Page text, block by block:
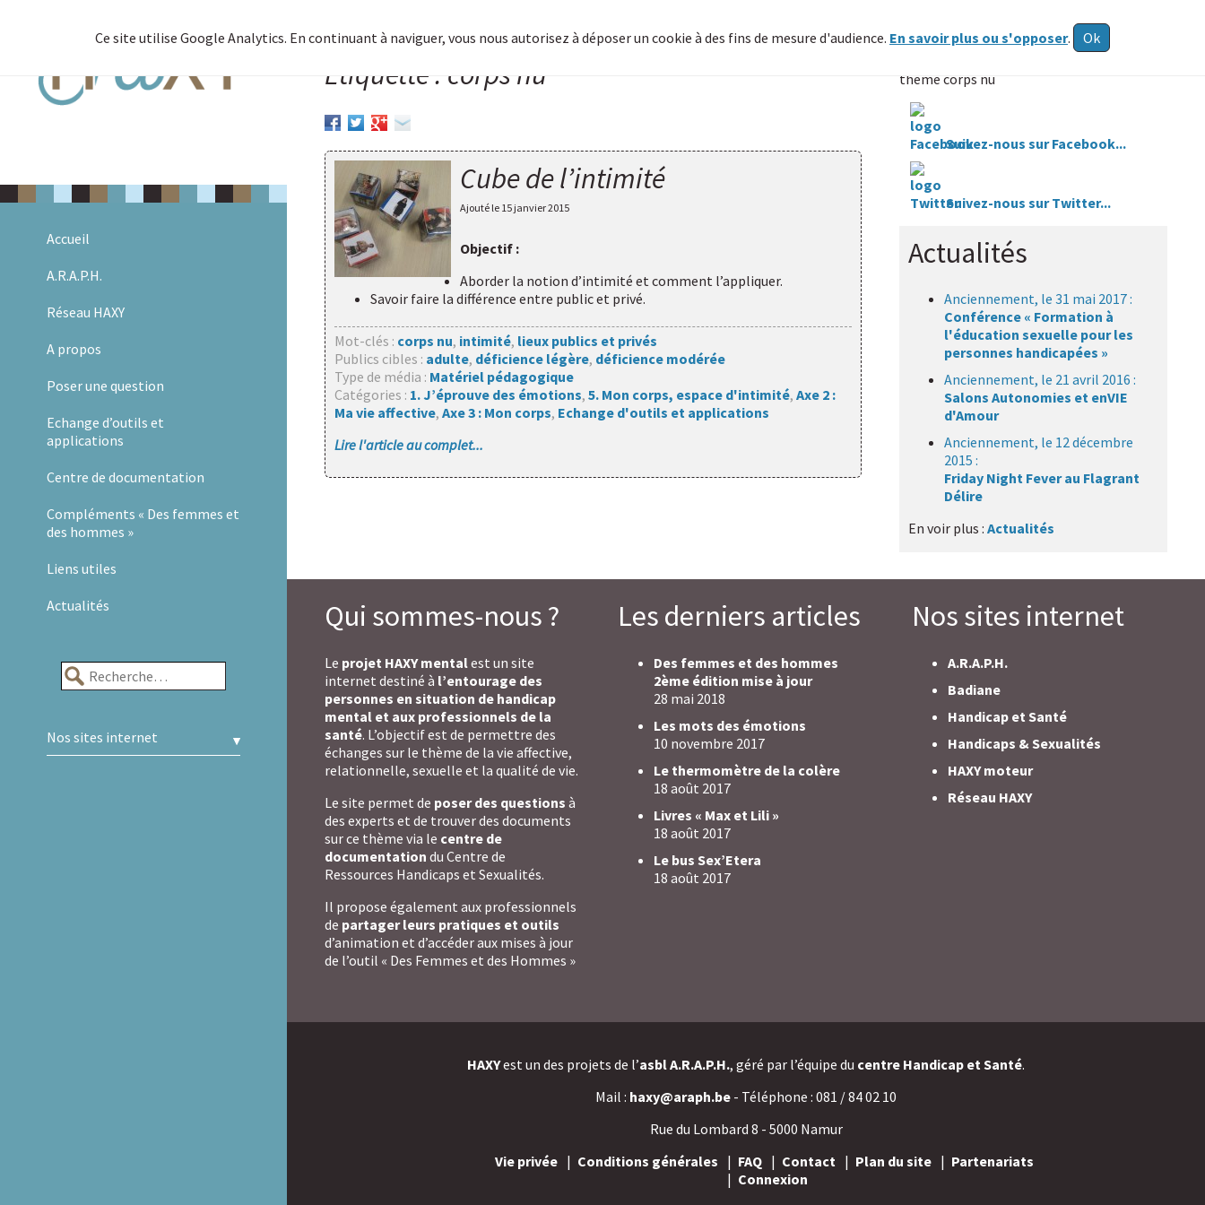
Ce site utilise Google Analytics. En continuant à naviguer, vous nous autorisez à déposer un cookie à des fins de mesure d'audience. En savoir plus ou s'opposer. Ok
au
Accueil
A.R.A.P.H.
Réseau HAXY
A propos
Poser une question
Echange d’outils et
applications
Centre de documentation
Compléments « Des femmes et
des hommes »
Liens utiles
Actualités
Rechercher :
Nos sites internet
Étiquette : corps nu
Cube de l’intimité
Ajouté le 15 janvier 2015
Objectif :
Aborder la notion d’intimité et comment l’appliquer.
Savoir faire la différence entre public et privé.
Mot-clés : corps nu, intimité, lieux publics et privés
Publics cibles : adulte, déficience légère, déficience modérée
Type de média : Matériel pédagogique
Catégories : 1. J’éprouve des émotions, 5. Mon corps, espace d'intimité, Axe 2 :
Ma vie affective, Axe 3 : Mon corps, Echange d'outils et applications
Lire l'article au complet...
thème corps nu
Suivez-nous sur Facebook...
Suivez-nous sur Twitter...
Actualités
Anciennement, le 31 mai 2017 :
Conférence « Formation à
l'éducation sexuelle pour les
personnes handicapées »
Anciennement, le 21 avril 2016 :
Salons Autonomies et enVIE
d'Amour
Anciennement, le 12 décembre
2015 :
Friday Night Fever au Flagrant
Délire
En voir plus : Actualités
Qui sommes-nous ?
Le projet HAXY mentalest un site
internet destiné à l’entourage des
personnes en situation de handicap
mental et aux professionnels de la
santé. L’objectif est de permettre des
échanges sur le thème de la vie affective,
relationnelle, sexuelle et la qualité de vie.
Le site permet de poser des questions à
des experts et de trouver des documents
sur ce thème via le centre de
documentation du Centre de
Ressources Handicaps et Sexualités.
Il propose également aux professionnels
de partager leurs pratiques et outils
d’animation et d’accéder aux mises à jour
de l’outil « Des Femmes et des Hommes »
Les derniers articles
Des femmes et des hommes
2ème édition mise à jour
28 mai 2018
Les mots des émotions
10 novembre 2017
Le thermomètre de la colère
18 août 2017
Livres « Max et Lili »
18 août 2017
Le bus Sex’Etera
18 août 2017
Nos sites internet
A.R.A.P.H.
Badiane
Handicap et Santé
Handicaps & Sexualités
HAXY moteur
Réseau HAXY
HAXYest un des projets de l’asbl A.R.A.P.H., géré par l’équipe du centre Handicap et Santé.
Mail : haxy@araph.be - Téléphone : 081 / 84 02 10
Rue du Lombard 8 - 5000 Namur
Vie privée
Conditions générales FAQ Contact Plan du site
Partenariats
Connexion